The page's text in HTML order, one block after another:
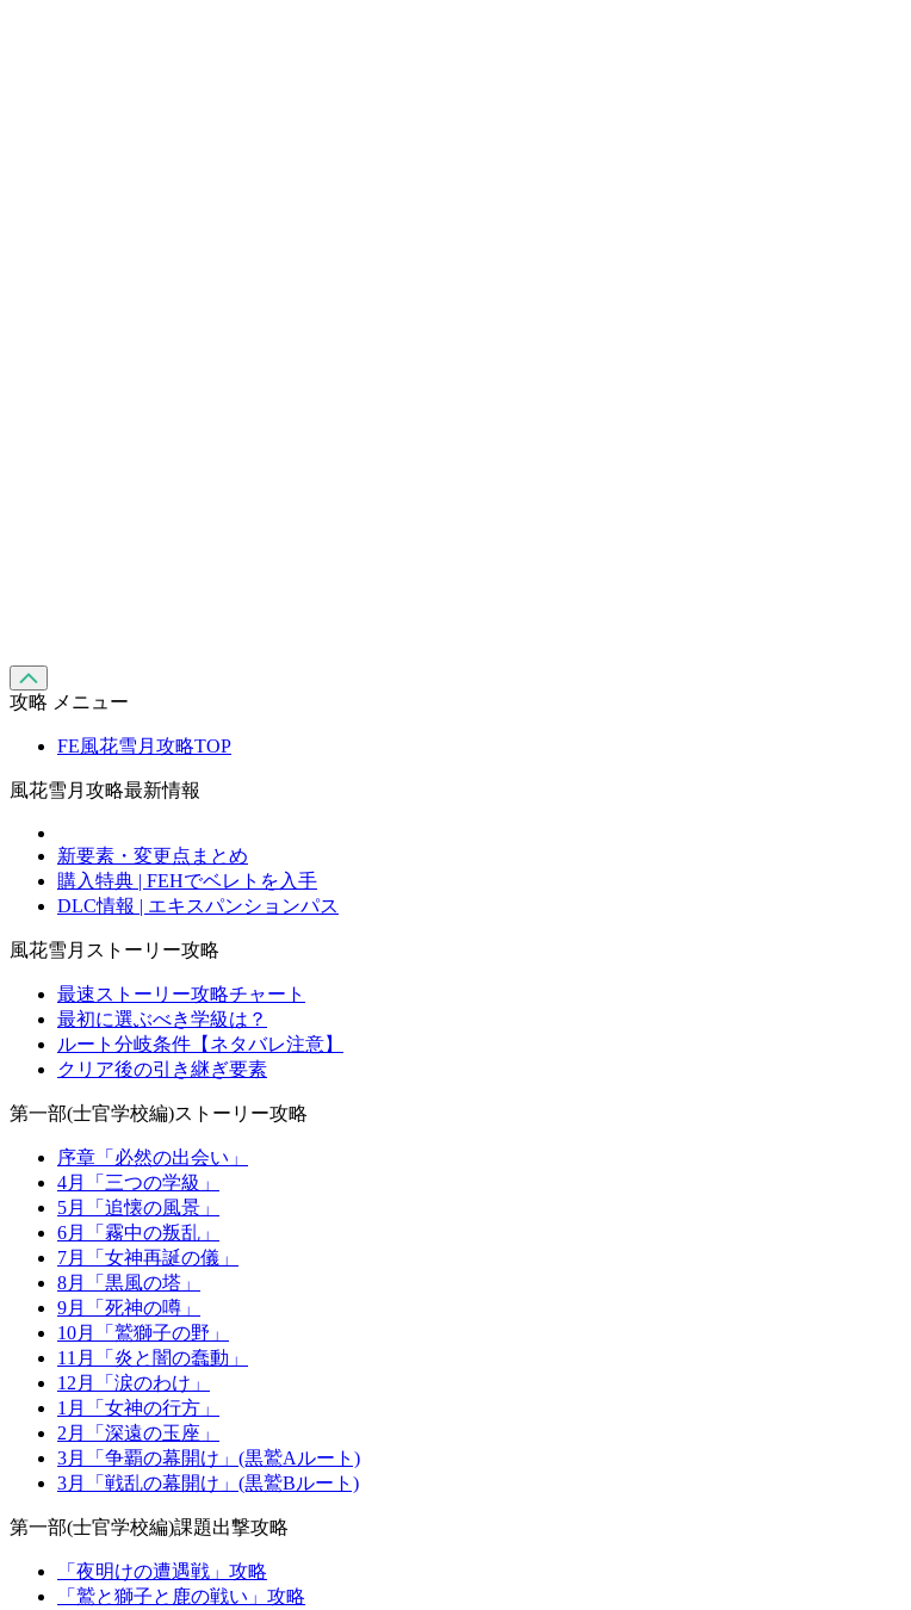
攻略 メニュー
FE風花雪月攻略TOP
風花雪月攻略最新情報
新要素・変更点まとめ
購入特典 | FEHでベレトを入手
DLC情報 | エキスパンションパス
風花雪月ストーリー攻略
最速ストーリー攻略チャート
最初に選ぶべき学級は？
ルート分岐条件【ネタバレ注意】
クリア後の引き継ぎ要素
第一部(士官学校編)ストーリー攻略
序章「必然の出会い」
4月「三つの学級」
5月「追懐の風景」
6月「霧中の叛乱」
7月「女神再誕の儀」
8月「黒風の塔」
9月「死神の噂」
10月「鷲獅子の野」
11月「炎と闇の蠢動」
12月「涙のわけ」
1月「女神の行方」
2月「深遠の玉座」
3月「争覇の幕開け」(黒鷲Aルート)
3月「戦乱の幕開け」(黒鷲Bルート)
第一部(士官学校編)課題出撃攻略
「夜明けの遭遇戦」攻略
「鷲と獅子と鹿の戦い」攻略